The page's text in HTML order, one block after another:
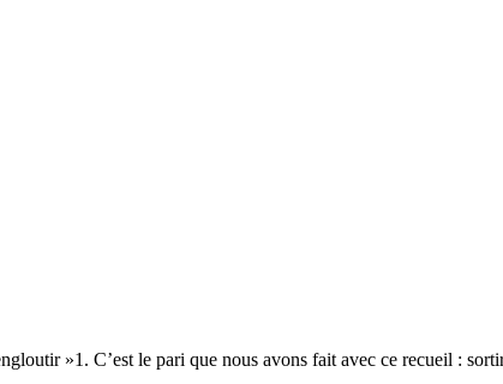
»1. C’est le pari que nous avons fait avec ce recueil :